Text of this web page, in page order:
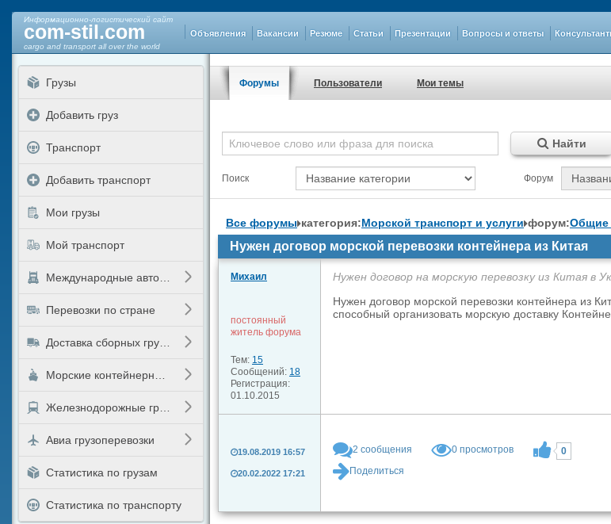
Информационно-логистический сайт
com-stil.com
cargo and transport all over the world
Объявления Вакансии Резюме Статьи Презентации Вопросы и ответы
Форумы Пользователи Мои темы
Найти
Поиск Форум
Все форумы категория:Морской транспорт и услуги форум:Общие
Нужен договор морской перевозки контейнера из Китая
Михаил
постоянный
житель форума
Тем: 15
Сообщений: 18
Регистрация:
01.10.2015
Нужен договор на морскую перевозку из Китая в
Нужен договор морской перевозки контейнера из
способный организовать морскую доставку
19.08.2019 16:57
20.02.2022 17:21
2 сообщения 0 просмотров
0
Поделиться
Грузы
Добавить груз
Транспорт
Добавить транспорт
Мои грузы
Мой транспорт
Перевозки по стране
Авиа грузоперевозки
Статистика по грузам
Статистика по транспорту